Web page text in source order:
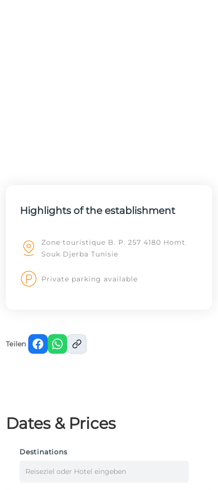
Highlights of the establishment
Zone touristique B. P. 257 4180 Homt
Souk Djerba Tunisie
Private parking available
Teilen
Dates & Prices
Destinations
Reiseziel oder Hotel eingeben